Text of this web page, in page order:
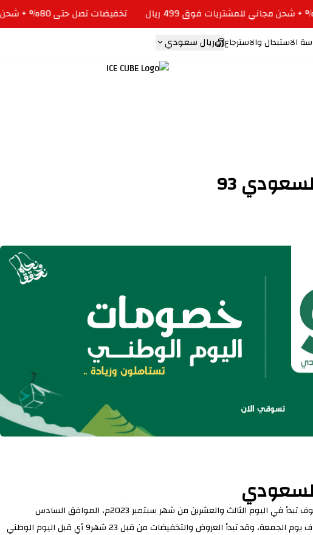
تخفيضات تصل حتى 80% + شحن مجاني للمشتريات فوق 499 ريال
الاستبدال والاسترجاع ريال سعودي
93
تبدأ في اليوم الثالث والعشرين من شهر سبتمبر 2023
م، الموافق السادس
ه‍، وهذا اليوم سوف يصادف يوم الجمعة، وقد تبدأ العروض والتخفيضات من قبل 23 شهر9 أي قبل اليوم الوطني